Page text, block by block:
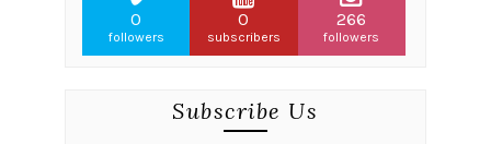
0
followers
0
subscribers
266
followers
Subscribe Us